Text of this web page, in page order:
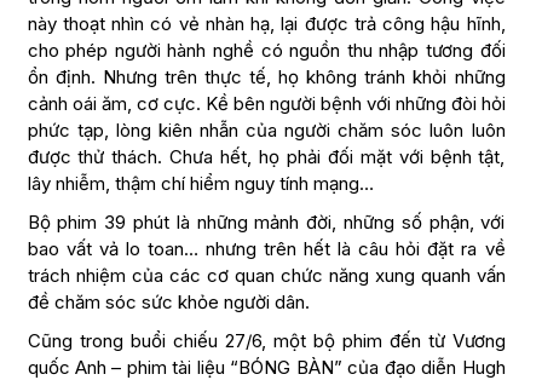
này thoạt nhìn có vẻ nhàn hạ, lại được trả công hậu hĩnh,
cho phép người hành nghề có nguồn thu nhập tương đối
ổn định. Nhưng trên thực tế, họ không tránh khỏi những
cảnh oái ăm, cơ cực. Kề bên người bệnh với những đòi hỏi
phức tạp, lòng kiên nhẫn của người chăm sóc luôn luôn
được thử thách. Chưa hết, họ phải đối mặt với bệnh tật,
lây nhiễm, thậm chí hiểm nguy tính mạng…
Bộ phim 39 phút là những mảnh đời, những số phận, với
bao vất vả lo toan… nhưng trên hết là câu hỏi đặt ra về
trách nhiệm của các cơ quan chức năng xung quanh vấn
đề chăm sóc sức khỏe người dân.
Cũng trong buổi chiếu 27/6, một bộ phim đến từ Vương
quốc Anh – phim tài liệu “BÓNG BÀN” của đạo diễn Hugh